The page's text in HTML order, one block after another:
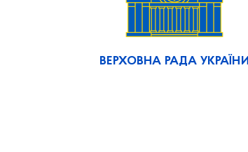
ВЕРХОВНА РАДА УКРАЇНИ